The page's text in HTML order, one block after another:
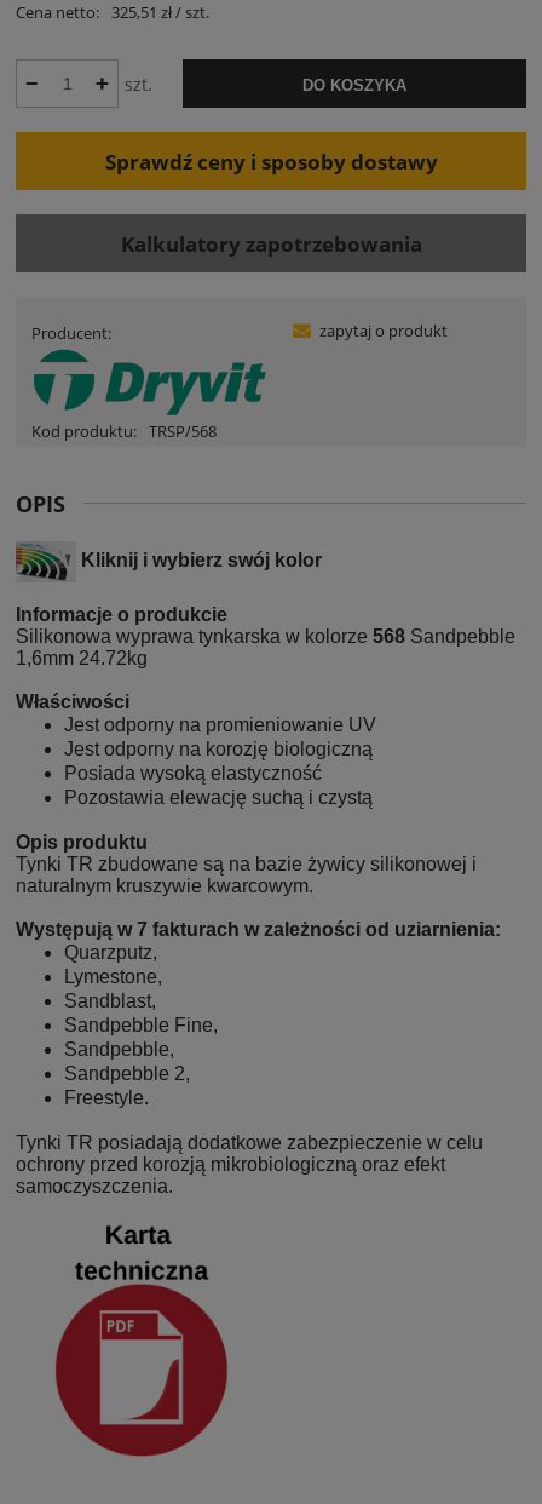
Cena netto: 325,51 zł / szt.
szt. DO KOSZYKA
Sprawdź ceny i sposoby dostawy
Kalkulatory zapotrzebowania
Producent:
Kod produktu: TRSP/568
zapytaj o produkt
OPIS
Kliknij i wybierz swój kolor
Informacje o produkcie
Silikonowa wyprawa tynkarska w kolorze 568 Sandpebble
1,6mm 24.72kg
Właściwości
Jest odporny na promieniowanie UV
Jest odporny na korozję biologiczną
Posiada wysoką elastyczność
Pozostawia elewację suchą i czystą
Opis produktu
Tynki TR zbudowane są na bazie żywicy silikonowej i
naturalnym kruszywie kwarcowym.
Występują w 7 fakturach w zależności od uziarnienia:
Quarzputz,
Lymestone,
Sandblast,
Sandpebble Fine,
Sandpebble,
Sandpebble 2,
Freestyle.
Tynki TR posiadają dodatkowe zabezpieczenie w celu
ochrony przed korozją mikrobiologiczną oraz efekt
samoczyszczenia.